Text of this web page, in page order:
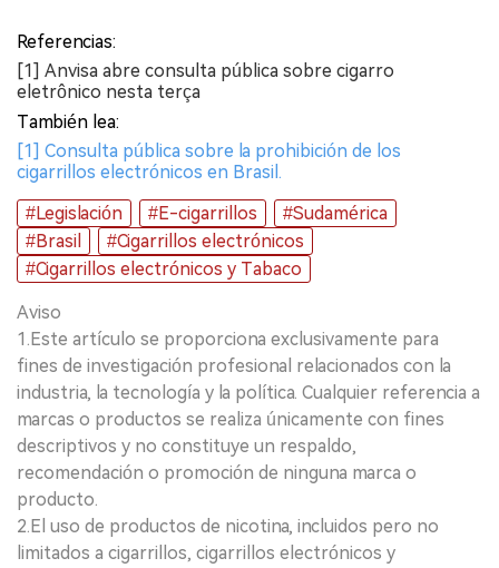
Referencias:
[1] Anvisa abre consulta pública sobre cigarro
eletrônico nesta terça
También lea:
[1] Consulta pública sobre la prohibición de los
cigarrillos electrónicos en Brasil.
#Legislación
#E-cigarrillos
#Sudamérica
#Brasil
#Cigarrillos electrónicos
#Cigarrillos electrónicos y Tabaco
Aviso
1.Este artículo se proporciona exclusivamente para
fines de investigación profesional relacionados con la
industria, la tecnología y la política. Cualquier referencia a
marcas o productos se realiza únicamente con fines
descriptivos y no constituye un respaldo,
recomendación o promoción de ninguna marca o
producto.
2.El uso de productos de nicotina, incluidos pero no
limitados a cigarrillos, cigarrillos electrónicos y